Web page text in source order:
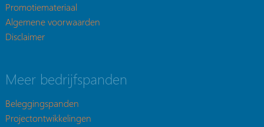
Promotiemateriaal
Algemene voorwaarden
Disclaimer
Meer bedrijfspanden
Beleggingspanden
Projectontwikkelingen